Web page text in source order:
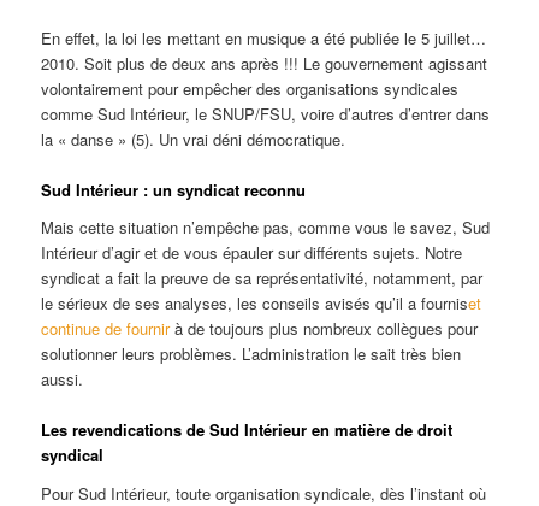
En effet, la loi les mettant en musique a été publiée le 5 juillet…
2010. Soit plus de deux ans après !!! Le gouvernement agissant
volontairement pour empêcher des organisations syndicales
comme Sud Intérieur, le SNUP/FSU, voire d’autres d’entrer dans
la « danse » (5). Un vrai déni démocratique.
Sud Intérieur : un syndicat reconnu
Mais cette situation n’empêche pas, comme vous le savez, Sud
Intérieur d’agir et de vous épauler sur différents sujets. Notre
syndicat a fait la preuve de sa représentativité, notamment, par
le sérieux de ses analyses, les conseils avisés qu’il a fourniset
continue de fournirà de toujours plus nombreux collègues pour
solutionner leurs problèmes. L’administration le sait très bien
aussi.
Les revendications de Sud Intérieur en matière de droit
syndical
Pour Sud Intérieur, toute organisation syndicale, dès l’instant où